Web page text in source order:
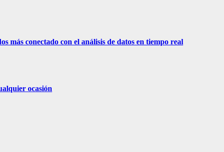
más conectado con el análisis de datos en tiempo real
ocasión